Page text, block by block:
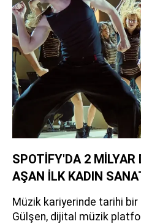
SPOTİFY'DA 2
AŞAN İLK KADIN
Müzik kariyerinde tarihi
Gülşen, dijital müzik